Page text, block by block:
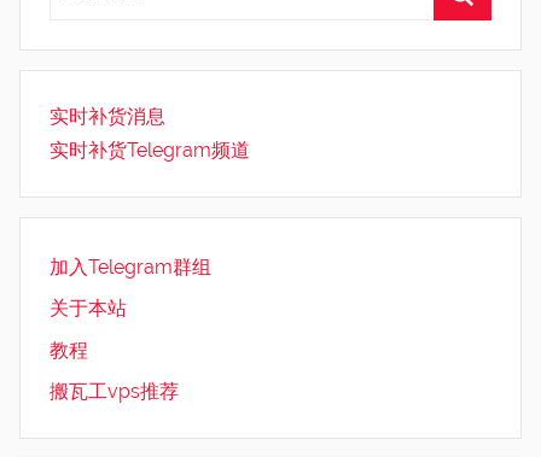
实时补货消息
实时补货Telegram频道
加入Telegram群组
关于本站
教程
搬瓦工vps推荐